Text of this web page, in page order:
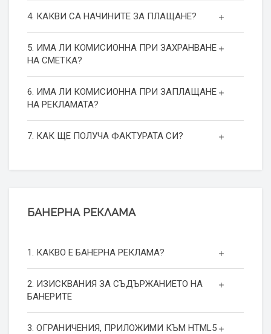
4. КАКВИ СА НАЧИНИТЕ ЗА ПЛАЩАНЕ?
5. ИМА ЛИ КОМИСИОННА ПРИ ЗАХРАНВАНЕ
НА СМЕТКА?
6. ИМА ЛИ КОМИСИОННА ПРИ ЗАПЛАЩАНЕ
НА РЕКЛАМАТА?
7. КАК ЩЕ ПОЛУЧА ФАКТУРАТА СИ?
БАНЕРНА РЕКЛАМА
1. КАКВО Е БАНЕРНА РЕКЛАМА?
2. ИЗИСКВАНИЯ ЗА СЪДЪРЖАНИЕТО НА
БАНЕРИТЕ
3. ОГРАНИЧЕНИЯ, ПРИЛОЖИМИ КЪМ HTML5